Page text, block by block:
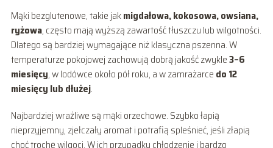
Mąki bezglutenowe, takie jakmigdałowa, kokosowa, owsiana,
ryżowa, często mają wyższą zawartość tłuszczu lub wilgotności.
Dlatego są bardziej wymagające niż klasyczna pszenna. W
temperaturze pokojowej zachowują dobrą jakość zwykle3–6
miesięcy, w lodówce około pół roku, a w zamrażarce do 12
miesięcy lub dłużej.
Najbardziej wrażliwe są mąki orzechowe. Szybko łapią
nieprzyjemny, zjełczały aromat i potrafią spleśnieć, jeśli złapią
choć trochę wilgoci. W ich przypadku chłodzenie i bardzo